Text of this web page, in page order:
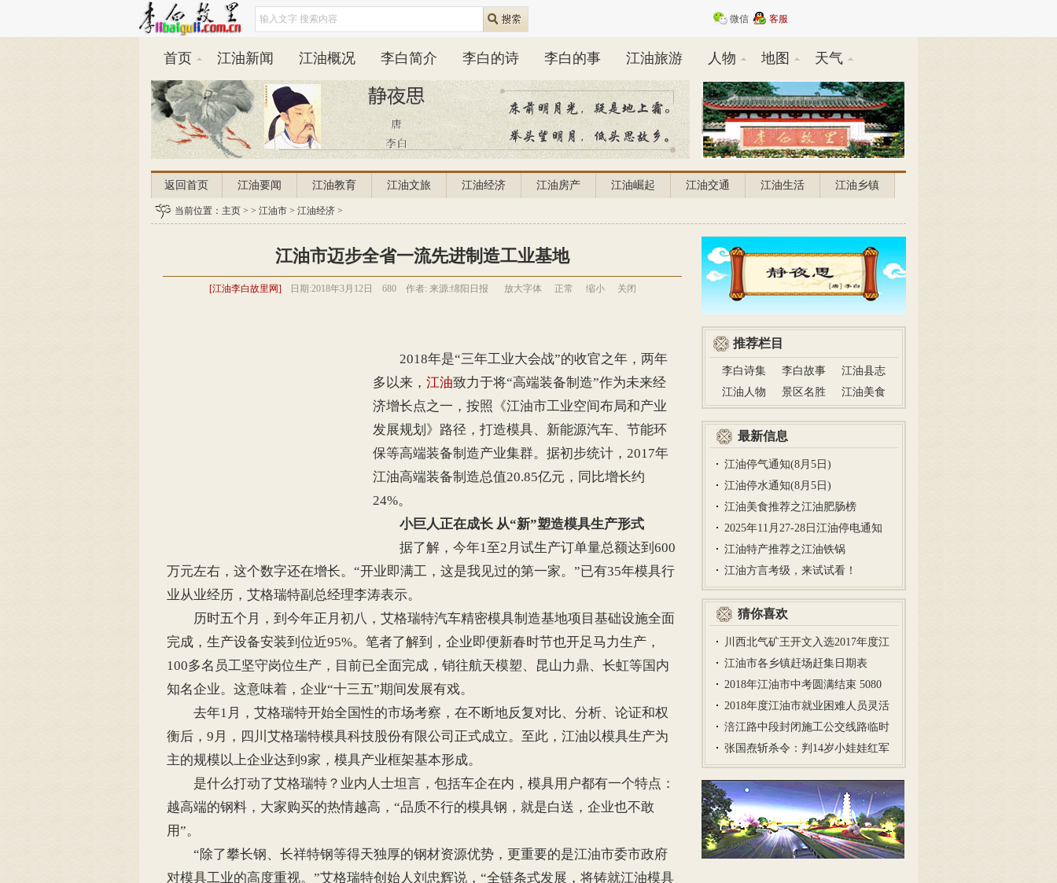
微信 客服
首页 江油新闻 江油概况 李白简介 李白的诗 李白的事 江油旅游 人物 地图 天气
返回首页 江油要闻 江油教育 江油文旅 江油经济 江油房产 江油崛起 江油交通 江油生活 江油乡镇
平安江油 江油天气
当前位置： 主页 > > 江油市 > 江油经济 >
江油市迈步全省一流先进制造工业基地
[江油李白故里网] 日期:2018年3月12日 680 作者: 来源:绵阳日报 放大字体 正常 缩小 关闭
2018年是“三年工业大会战”的收官之年，两年
多以来， 江油致力于将“高端装备制造”作为未来经
济增长点之一，按照《江油市工业空间布局和产业
发展规划》路径，打造模具、新能源汽车、节能环
保等高端装备制造产业集群。据初步统计，2017年
江油高端装备制造总值20.85亿元，同比增长约
24%。
小巨人正在成长 从“新”塑造模具生产形式
据了解，今年1至2月试生产订单量总额达到600
万元左右，这个数字还在增长。“开业即满工，这是我见过的第一家。”已有35年模具行
业从业经历，艾格瑞特副总经理李涛表示。
历时五个月，到今年正月初八，艾格瑞特汽车精密模具制造基地项目基础设施全面
完成，生产设备安装到位近95%。笔者了解到，企业即便新春时节也开足马力生产，
100多名员工坚守岗位生产，目前已全面完成，销往航天模塑、昆山力鼎、长虹等国内
知名企业。这意味着，企业“十三五”期间发展有戏。
去年1月，艾格瑞特开始全国性的市场考察，在不断地反复对比、分析、论证和权
衡后，9月，四川艾格瑞特模具科技股份有限公司正式成立。至此，江油以模具生产为
主的规模以上企业达到9家，模具产业框架基本形成。
是什么打动了艾格瑞特？业内人士坦言，包括车企在内，模具用户都有一个特点：
越高端的钢料，大家购买的热情越高，“品质不行的模具钢，就是白送，企业也不敢
用”。
“除了攀长钢、长祥特钢等得天独厚的钢材资源优势，更重要的是江油市委市政府
对模具工业的高度重视。”艾格瑞特创始人刘忠辉说，“全链条式发展，将铸就江油模具
推荐栏目
李白诗集 李白故事
江油县志
江油人物
景区名胜 江油美食
最新信息
江油停气通知(8月5日)
江油停水通知(8月5日)
江油美食推荐之江油肥肠榜
2025年11月27-28日江油停电通知
江油特产推荐之江油铁锅
江油方言考级，来试试看！
猜你喜欢
川西北气矿王开文入选2017年度江
油…
江油市各乡镇赶场赶集日期表
2018年江油市中考圆满结束 5080
名…
2018年度江油市就业困难人员灵活
就…
涪江路中段封闭施工公交线路临时
调…
张国焘斩杀令：判14岁小娃娃红军
犯…